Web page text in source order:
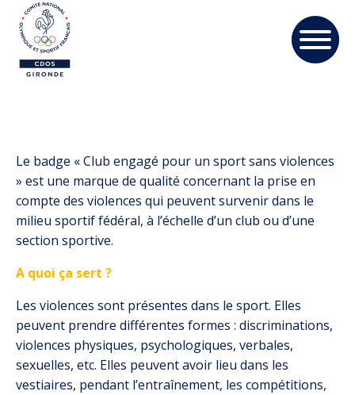
Le badge « Club engagé pour un sport sans violences
» est une marque de qualité concernant la prise en
compte des violences qui peuvent survenir dans le
milieu sportif fédéral, à l’échelle d’un club ou d’une
section sportive.
A quoi ça sert ?
Les violences sont présentes dans le sport. Elles
peuvent prendre différentes formes : discriminations,
violences physiques, psychologiques, verbales,
sexuelles, etc. Elles peuvent avoir lieu dans les
vestiaires, pendant l’entraînement, les compétitions,